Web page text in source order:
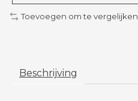
Toevoegen om te vergelijken
Beschrijving